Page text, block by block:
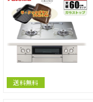
送料無料